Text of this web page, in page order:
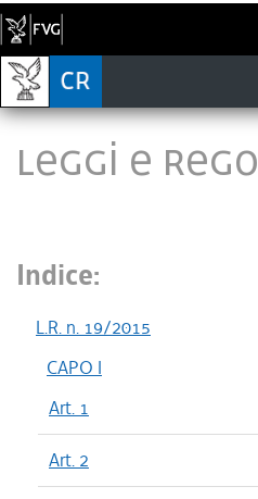
LEGGI E
Indice:
L.R. n. 19/2015
CAPO I
Art. 1
Art. 2